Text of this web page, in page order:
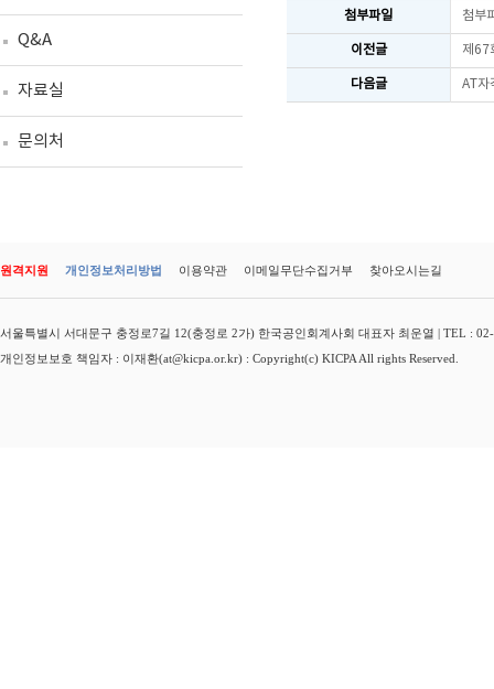
Q&A
자료실
문의처
첨부파일 첨부
이전글 제67
다음글 AT자
원격지원 개인정보처리방법 이용약관 이메일무단수집거부 찾아오시는길
서울특별시 서대문구 충정로7길 12(충정로 2가) 한국공인회계사회 대표자 최운열 | TEL :
개인정보보호 책임자 : 이재환(at@kicpa.or.kr) : Copyright(c) KICPA All rights Reserved.